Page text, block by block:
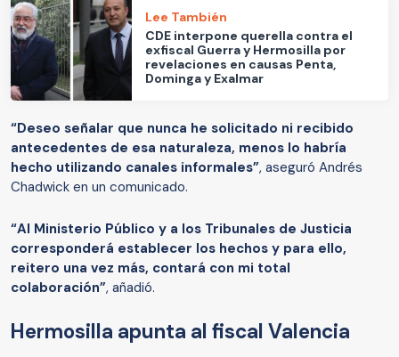
Lee También
CDE interpone querella contra el
exfiscal Guerra y Hermosilla por
revelaciones en causas Penta,
Dominga y Exalmar
“Deseo señalar que nunca he solicitado ni recibido
antecedentes de esa naturaleza, menos lo habría
hecho utilizando canales informales”, aseguró Andrés
Chadwick en un comunicado.
“Al Ministerio Público y a los Tribunales de Justicia
corresponderá establecer los hechos y para ello,
reitero una vez más, contará con mi total
colaboración”, añadió.
Hermosilla apunta al fiscal Valencia